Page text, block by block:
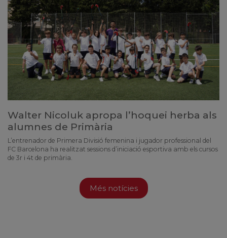
Walter Nicoluk apropa l’hoquei herba als
alumnes de Primària
L’entrenador de Primera Divisió femenina i jugador professional del
FC Barcelona ha realitzat sessions d’iniciació esportiva amb els cursos
de 3r i 4t de primària.
Més notícies